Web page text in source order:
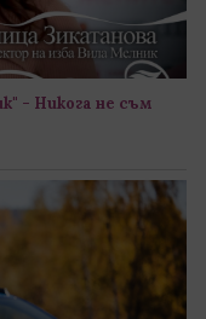
- Никога не съм